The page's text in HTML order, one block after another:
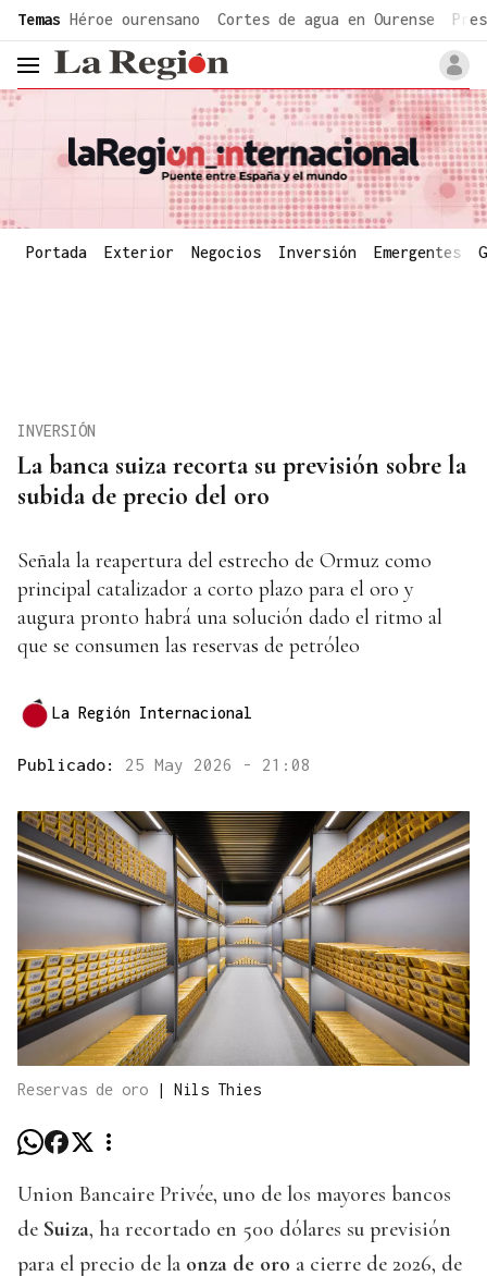
common.go-to-content
Temas Héroe ourensano Cortes de agua en Ourense
header.menu.open
Portada Exterior Negocios Inversión Emergentes
La banca suiza recorta su previsión sobre la
subida de precio del oro
INVERSIÓN
Señala la reapertura del estrecho de Ormuz como
principal catalizador a corto plazo para el oro y
augura pronto habrá una solución dado el ritmo al
que se consumen las reservas de petróleo
La Región Internacional
Publicado: 25 May 2026 - 21:08
Reservas de oro | Nils Thies
Union Bancaire Privée, uno de los mayores bancos
de Suiza, ha recortado en 500 dólares su previsión
para el precio de la onza de oro a cierre de 2026, de